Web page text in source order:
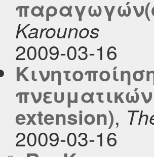
Karounos
2009-03-16
extension),
2009-03-16